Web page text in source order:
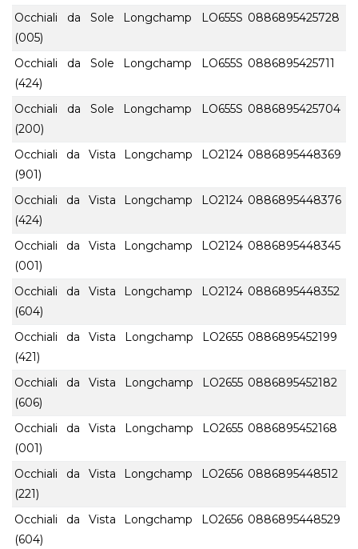
Occhiali da Sole Longchamp LO655S
(005)
0886895425728
Occhiali da Sole Longchamp LO655S
(424)
0886895425711
Occhiali da Sole Longchamp LO655S
(200)
0886895425704
Occhiali da Vista Longchamp LO2124
(901)
0886895448369
Occhiali da Vista Longchamp LO2124
(424)
0886895448376
Occhiali da Vista Longchamp LO2124
(001)
0886895448345
Occhiali da Vista Longchamp LO2124
(604)
0886895448352
Occhiali da Vista Longchamp LO2655
(421)
0886895452199
Occhiali da Vista Longchamp LO2655
(606)
0886895452182
Occhiali da Vista Longchamp LO2655
(001)
0886895452168
Occhiali da Vista Longchamp LO2656
(221)
0886895448512
Occhiali da Vista Longchamp LO2656
(604)
0886895448529